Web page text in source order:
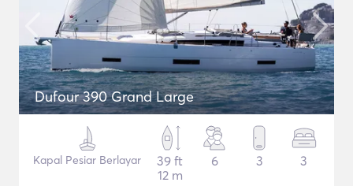
Dufour 390 Grand Large
Kapal Pesiar Berlayar
39 ft
12 m
6 3 3